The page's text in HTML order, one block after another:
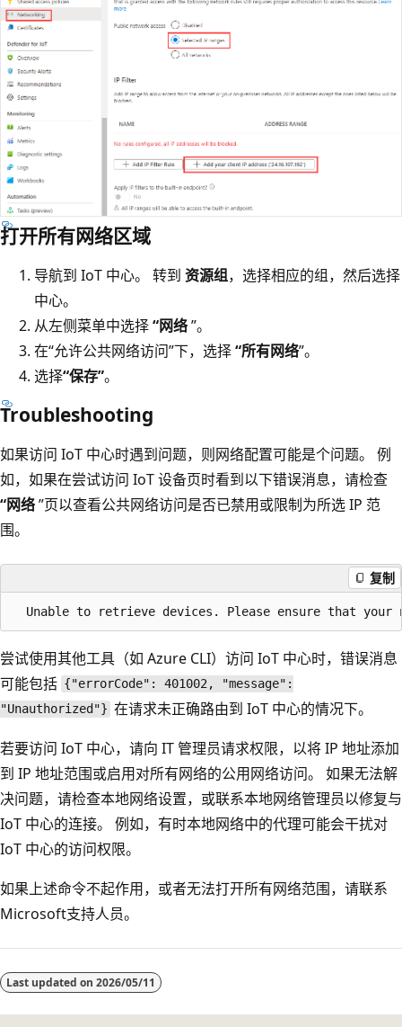
打开所有网络区域
导航到 IoT 中心。 转到 资源组，选择相应的组，然后选择
中心。
从左侧菜单中选择“网络”。
在“允许公共网络访问”下，选择“所有网络”。
选择“保存”。
Troubleshooting
如果访问 IoT 中心时遇到问题，则网络配置可能是个问题。 例
如，如果在尝试访问 IoT 设备页时看到以下错误消息，请检查
“网络”页以查看公共网络访问是否已禁用或限制为所选 IP 范
围。
复制
尝试使用其他工具（如 Azure CLI）访问 IoT 中心时，错误消息
可能包括 {"errorCode": 401002, "message":
"Unauthorized"} 在请求未正确路由到 IoT 中心的情况下。
若要访问 IoT 中心，请向 IT 管理员请求权限，以将 IP 地址添加
到 IP 地址范围或启用对所有网络的公用网络访问。 如果无法解
决问题，请检查本地网络设置，或联系本地网络管理员以修复与
IoT 中心的连接。 例如，有时本地网络中的代理可能会干扰对
IoT 中心的访问权限。
如果上述命令不起作用，或者无法打开所有网络范围，请联系
Microsoft支持人员。
Last updated on 2026/05/11